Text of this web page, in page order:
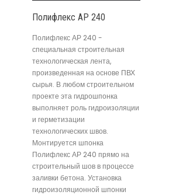
Полифлекс АР 240
Полифлекс АР 240 -
специальная строительная
технологическая лента,
произведенная на основе ПВХ
сырья. В любом строительном
проекте эта гидрошпонка
выполняет роль гидроизоляции
и герметизации
технологических швов.
Монтируется шпонка
Полифлекс АР 240 прямо на
строительный шов в процессе
заливки бетона. Установка
гидроизоляционной шпонки